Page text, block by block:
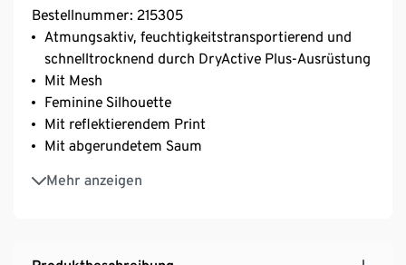
Bestellnummer: 215305
Atmungsaktiv, feuchtigkeitstransportierend und
schnelltrocknend durch DryActive Plus-Ausrüstung
Mit Mesh
Feminine Silhouette
Mit reflektierendem Print
Mit abgerundetem Saum
Mehr anzeigen
Aus recyceltem Material
Dieses Sportshirt schont Ressourcen.